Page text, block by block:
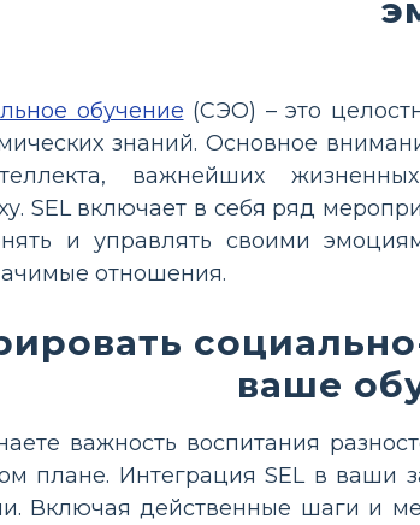
обучение (СЭО) – это
знаний. Основное
важнейших
SEL включает в себя ряд
и управлять своими
отношения.
ваше
важность воспитания
плане. Интеграция SEL в ваши
Включая действенные шаги и